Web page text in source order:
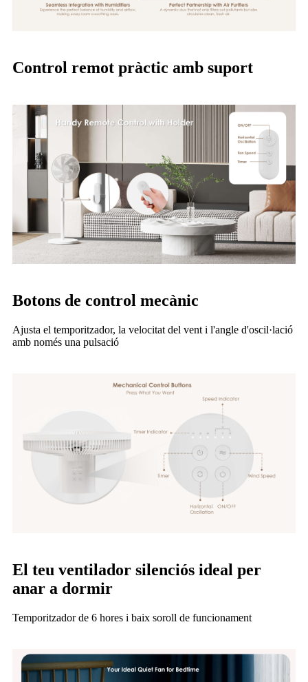
Control remot pràctic amb suport
Botons de control mecànic
Ajusta el temporitzador, la velocitat del vent i l'angle d'oscil·lació
amb només una pulsació
El teu ventilador silenciós ideal per
anar a dormir
Temporitzador de 6 hores i baix soroll de funcionament